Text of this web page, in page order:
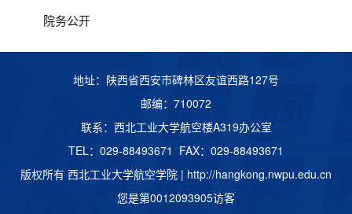
院务公开
地址：陕西省西安市碑林区友谊西路127号
邮编：710072
联系：西北工业大学航空楼A319办公室
TEL：029-88493671 FAX：029-88493671
版权所有 西北工业大学航空学院 | http://hangkong.nwpu.edu.cn
您是第0012093905访客